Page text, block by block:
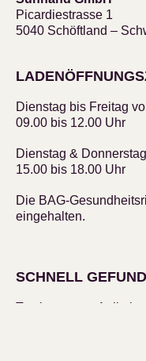
Picardiestrasse 1
5040 Schöftland –
Dienstag bis Freitag
09.00 bis 12.00 Uhr
Dienstag &
15.00 bis 18.00 Uhr
Die BAG-
eingehalten.
SCHNELL
Top bewertete Artikel